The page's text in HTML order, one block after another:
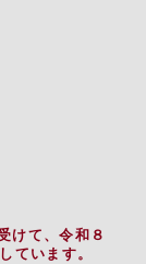
けて、令和８
ています。